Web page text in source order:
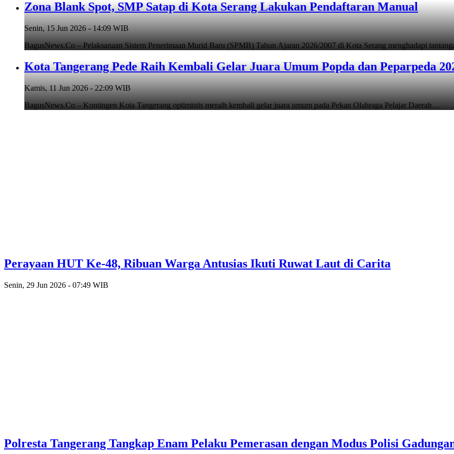
Zona Blank Spot, SMP Satap di Kota Serang Lakukan Pendaftaran Manual
Senin, 15 Jun 2026 - 14:09 WIB
BagusNews.Co – Pelaksanaan Sistem Penerimaan Murid Baru (SPMB) Tahun Ajaran 2026/2007 di Kota Serang menghadapi
Kota Tangerang Pede Raih Kembali Gelar Juara Umum Popda dan Peparpeda
Kamis, 11 Jun 2026 - 22:09 WIB
BagusNews.Co – Kontingen Kota Tangerang optimistis meraih kembali gelar juara umum pada Pekan Olahraga Pelajar Daerah…
Perayaan HUT Ke-48, Ribuan Warga Antusias Ikuti Ruwat Laut di Carita
Senin, 29 Jun 2026 - 07:49 WIB
Polresta Tangerang Tangkap Enam Pelaku Pemerasan dengan Modus Polisi